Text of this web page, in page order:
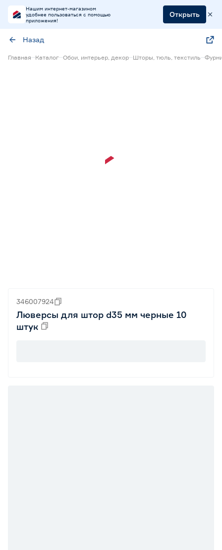
Нашим интернет-магазином
удобнее пользоваться с помощью
приложения!
Открыть
Назад
Главная Каталог Обои, интерьер, декор Шторы, тюль, текстиль
346007924
Люверсы для штор d35 мм черные 10
штук